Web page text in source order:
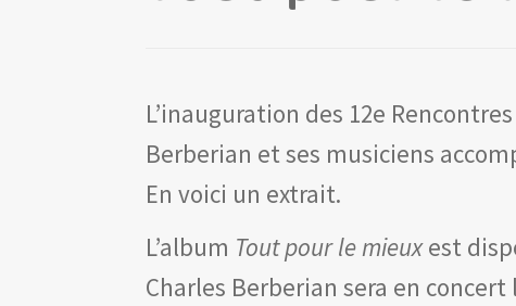
L’inauguration des 12e
Berberian et ses musiciens
En voici un extrait.
L’album Tout pour le mieuxest
Charles Berberian sera en